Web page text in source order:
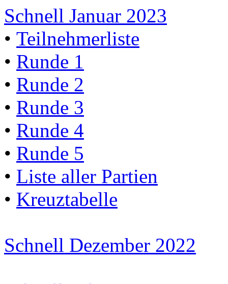
Schnell Januar 2023
• Teilnehmerliste
• Runde 1
• Runde 2
• Runde 3
• Runde 4
• Runde 5
• Liste aller Partien
• Kreuztabelle
Schnell Dezember 2022